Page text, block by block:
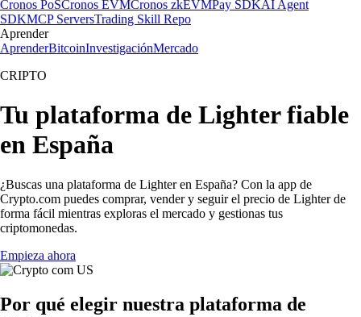
Cronos PoSCronos EVMCronos zkEVMPay SDKAI Agent
SDKMCP ServersTrading Skill Repo
Aprender
AprenderBitcoinInvestigaciónMercado
CRIPTO
Tu plataforma de Lighter fiable
en España
¿Buscas una plataforma de Lighter en España? Con la app de
Crypto.com puedes comprar, vender y seguir el precio de Lighter de
forma fácil mientras exploras el mercado y gestionas tus
criptomonedas.
Empieza ahora
Por qué elegir nuestra plataforma de